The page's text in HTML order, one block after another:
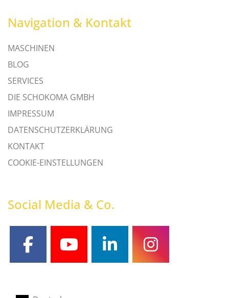
Navigation & Kontakt
MASCHINEN
BLOG
SERVICES
DIE SCHOKOMA GMBH
IMPRESSUM
DATENSCHUTZERKLÄRUNG
KONTAKT
COOKIE-EINSTELLUNGEN
Social Media & Co.
facebookyoutubelinkedininstagram